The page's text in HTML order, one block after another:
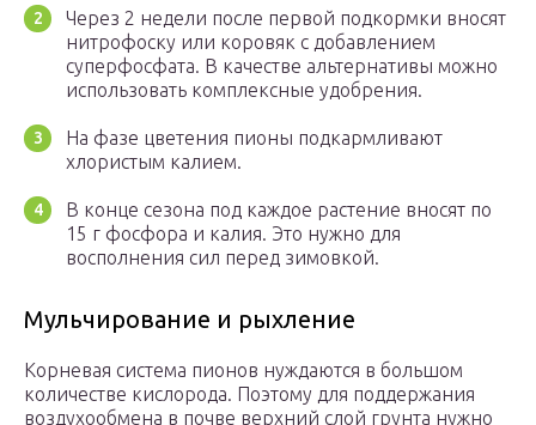
Через 2 недели после первой подкормки вносят
нитрофоску или коровяк с добавлением
суперфосфата. В качестве альтернативы можно
использовать комплексные удобрения.
На фазе цветения пионы подкармливают
хлористым калием.
В конце сезона под каждое растение вносят по
15 г фосфора и калия. Это нужно для
восполнения сил перед зимовкой.
Мульчирование и рыхление
Корневая система пионов нуждаются в большом
количестве кислорода. Поэтому для поддержания
воздухообмена в почве верхний слой грунта нужно